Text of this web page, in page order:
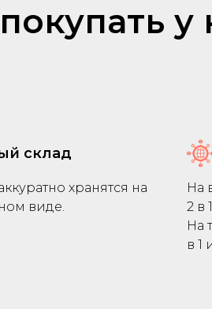
у
склад
хранятся на
виде.
На
2 в
На
в 1